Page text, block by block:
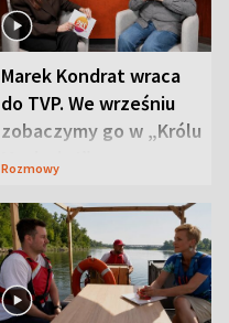
Marek Kondrat wraca
do TVP. We wrześniu
zobaczymy go w „Królu
Maciusiu I”
Rozmowy